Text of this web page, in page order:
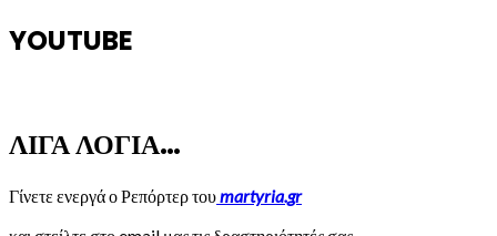
YOUTUBE
ΛΙΓΑ ΛΟΓΙΑ…
Γίνετε ενεργά ο Ρεπόρτερ τουmartyria.gr